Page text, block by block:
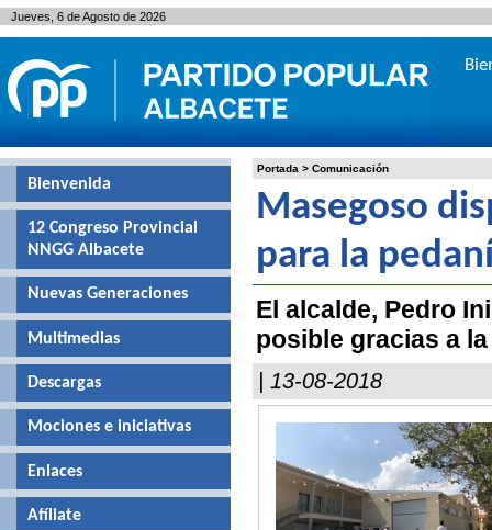
Portada > Comunicación
Masegoso
para la
El alcalde, Pedro
posible gracias a
| 13-08-2018
Bienvenida
12 Congreso Provincial
NNGG Albacete
Nuevas Generaciones
Multimedias
Descargas
Mociones e iniciativas
Enlaces
Afíliate
Jueves, 6 de Agosto de 2026